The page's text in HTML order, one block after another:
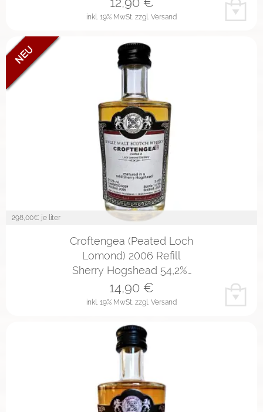
inkl. 19% MwSt. zzgl. Versand
298,00€ je liter
Croftengea (Peated Loch
Lomond) 2006 Refill
Sherry Hogshead 54,2%…
inkl. 19% MwSt. zzgl. Versand
14,90 €